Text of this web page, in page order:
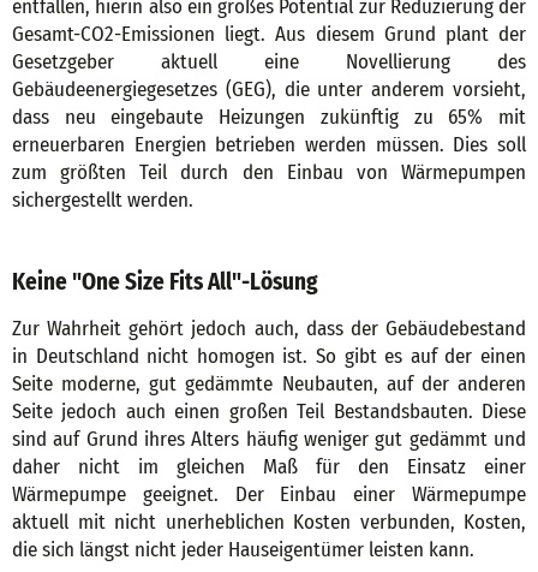
entfallen, hierin also ein großes Potential zur Reduzierung der
Gesamt-CO2-Emissionen liegt. Aus diesem Grund plant der
Gesetzgeber aktuell eine Novellierung des
Gebäudeenergiegesetzes (GEG), die unter anderem vorsieht,
dass neu eingebaute Heizungen zukünftig zu 65% mit
erneuerbaren Energien betrieben werden müssen. Dies soll
zum größten Teil durch den Einbau von Wärmepumpen
sichergestellt werden.
Keine "One Size Fits All"-Lösung
Zur Wahrheit gehört jedoch auch, dass der Gebäudebestand
in Deutschland nicht homogen ist. So gibt es auf der einen
Seite moderne, gut gedämmte Neubauten, auf der anderen
Seite jedoch auch einen großen Teil Bestandsbauten. Diese
sind auf Grund ihres Alters häufig weniger gut gedämmt und
daher nicht im gleichen Maß für den Einsatz einer
Wärmepumpe geeignet. Der Einbau einer Wärmepumpe
aktuell mit nicht unerheblichen Kosten verbunden, Kosten,
die sich längst nicht jeder Hauseigentümer leisten kann.